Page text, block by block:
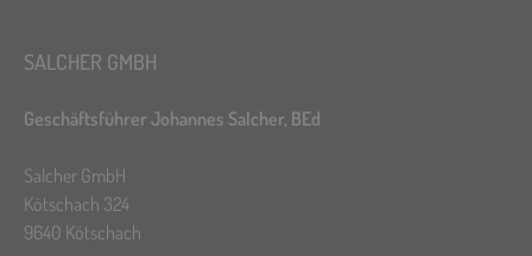
SALCHER GMBH
Geschäftsführer Johannes Salcher, BEd
Salcher GmbH
Kötschach 324
9640 Kötschach